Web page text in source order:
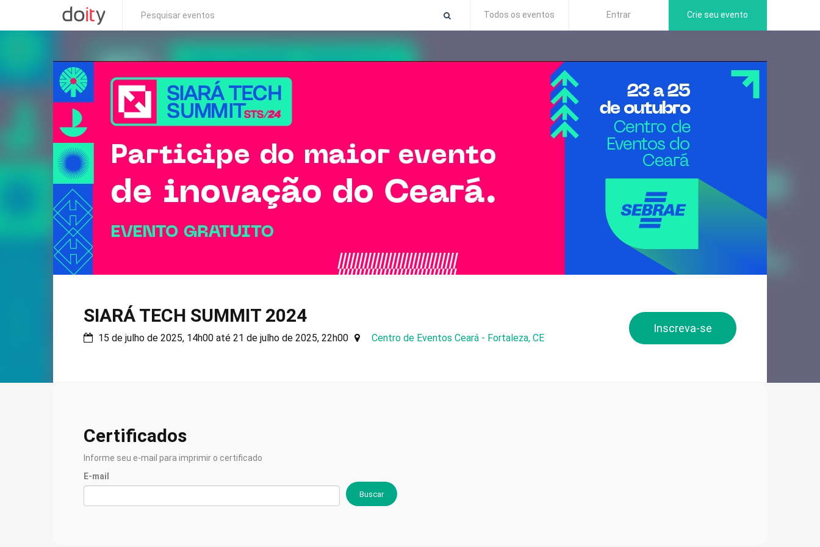
Todos os eventos Entrar Crie seu evento
SIARÁ TECH SUMMIT 2024
15 de julho de 2025, 14h00 até 21 de julho de 2025, 22h00 Centro de Eventos Ceará - Fortaleza, CE
Inscreva-se
Certificados
Informe seu e-mail para imprimir o certificado
E-mail
Buscar